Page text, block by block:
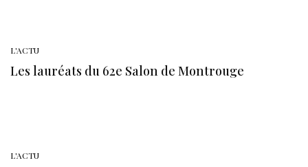
L'ACTU
Les lauréats du 62e Salon de Montrouge
L'ACTU